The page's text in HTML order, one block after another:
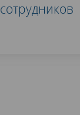
сотрудников